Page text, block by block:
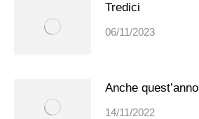
Tredici
06/11/2023
Anche quest’anno
14/11/2022